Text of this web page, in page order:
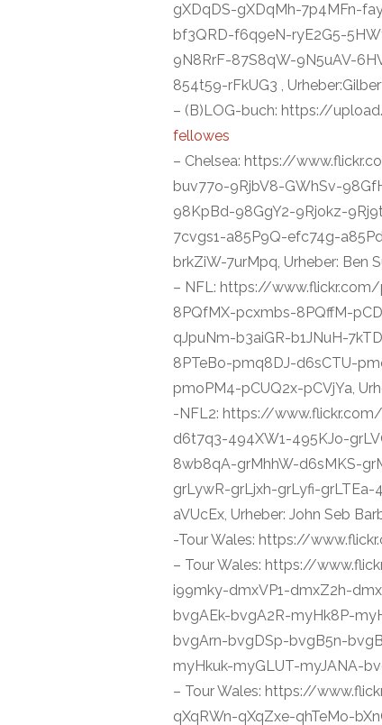
gXDqDS-gXDqMh-7p4MFn-
bf3QRD-f6q9eN-ryE2G5-
9N8RrF-87S8qW-9N5uAV-
854t59-rFkUG3 ,
– (B)LOG-buch: https://
fellowes
– Chelsea: https://
buv77o-9RjbV8-GWhSv-
98KpBd-98GgY2-9Rjokz-
7cvgs1-a85P9Q-efc74g-
brkZiW-7urMpq, Urheber: Ben
– NFL: https://
8PQfMX-pcxmbs-8PQffM-
qJpuNm-b3aiGR-b1JNuH-
8PTeBo-pmq8DJ-d6sCTU-
pmoPM4-pCUQ2x-pCVjYa,
-NFL2: https://
d6t7q3-494XW1-495KJo-
8wb8qA-grMhhW-d6sMKS-
grLywR-grLjxh-grLyfi-grLTEa-
aVUcEx, Urheber: John Seb
-Tour Wales: https://
– Tour Wales: https://
i99mky-dmxVP1-dmxZ2h-
bvgAEk-bvgA2R-myHk8P-
bvgArn-bvgDSp-bvgB5n-
myHkuk-myGLUT-myJANA-
– Tour Wales: https://
qXqRWn-qXqZxe-qhTeMo-